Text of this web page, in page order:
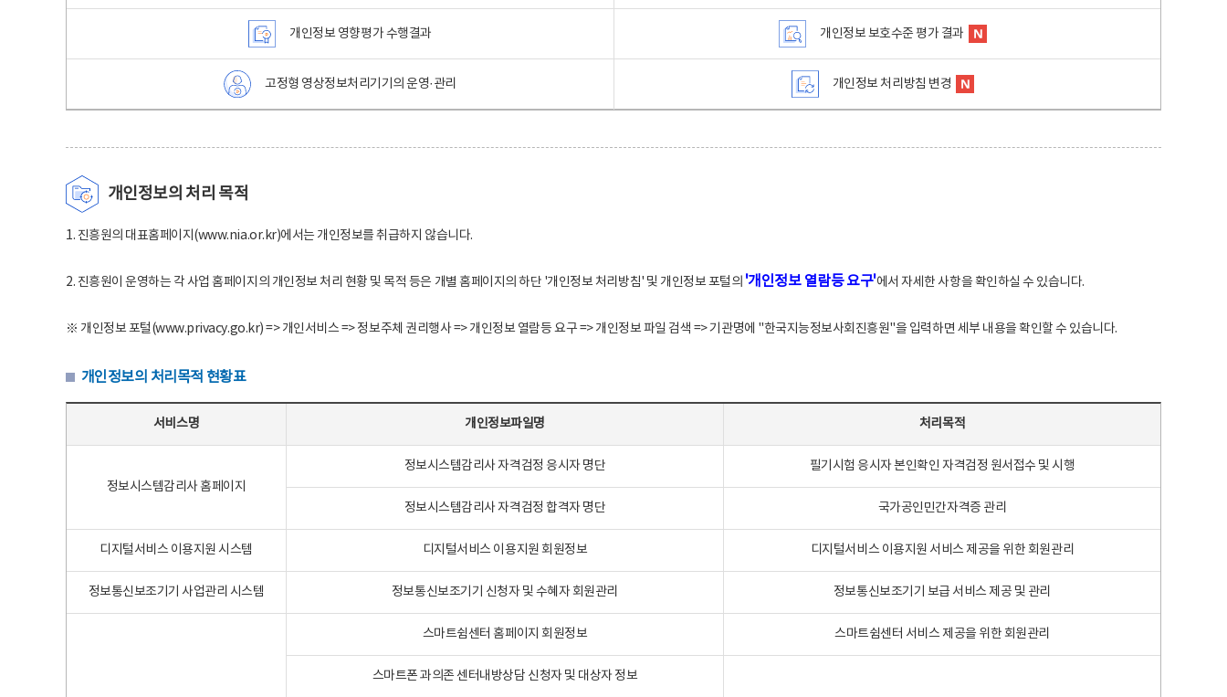
개인정보 영향평가 수행결과 개인정보 보호수준 평가 결과
고정형 영상정보처리기기의 운영·관리 개인정보 처리방침 변경
개인정보의 처리 목적
1. 진흥원의 대표홈페이지(www.nia.or.kr)에서는 개인정보를 취급하지 않습니다.
2. 진흥원이 운영하는 각 사업 홈페이지의 개인정보 처리 현황 및 목적 등은 개별 홈페이지의 하단 '개인정보 처리방침' 및 개인정보 포털의 '개인정보 열람등 요구'에서 자세한 사항을 확인하실 수 있습니다.
※ 개인정보 포털(www.privacy.go.kr) => 개인서비스 => 정보주체 권리행사 => 개인정보 열람등 요구 => 개인정보 파일 검색 => 기관명에 "한국지능정보사회진흥원"을 입력하면 세부 내용을 확인할 수 있습니다.
개인정보의 처리목적 현황표
서비스명 개인정보파일명 처리목적
정보시스템감리사 홈페이지
정보시스템감리사 자격검정 응시자 명단 필기시험 응시자 본인확인 자격검정 원서접수 및 시행
정보시스템감리사 자격검정 합격자 명단 국가공인민간자격증 관리
디지털서비스 이용지원 시스템 디지털서비스 이용지원 회원정보 디지털서비스 이용지원 서비스 제공을 위한 회원관리
정보통신보조기기 사업관리 시스템 정보통신보조기기 신청자 및 수혜자 회원관리 정보통신보조기기 보급 서비스 제공 및 관리
스마트쉼센터 홈페이지 회원정보 스마트쉼센터 서비스 제공을 위한 회원관리
스마트폰 과의존 센터내방상담 신청자 및 대상자 정보